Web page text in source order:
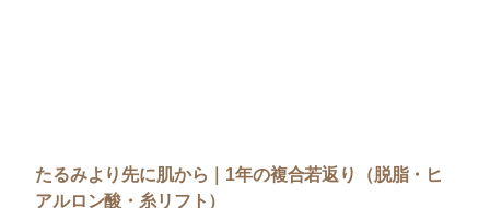
たるみより先に肌から｜1年の複合若返り（脱脂・ヒ
アルロン酸・糸リフト）